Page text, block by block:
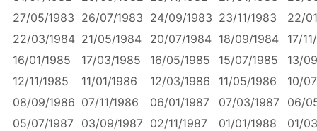
27/05/1983 26/07/1983 24/09/1983 23/11/1983
22/
22/03/1984 21/05/1984 20/07/1984 18/09/1984
17/
16/01/1985
17/03/1985 16/05/1985 15/07/1985
13/
12/11/1985
11/01/1986 12/03/1986 11/05/1986
10/
08/09/1986 07/11/1986 06/01/1987 07/03/1987 06/
05/07/1987 03/09/1987 02/11/1987 01/01/1988
01/